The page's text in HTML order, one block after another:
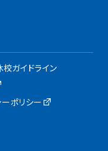
ガイドライン
ポリシー